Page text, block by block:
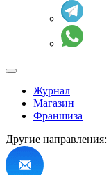
Журнал
Магазин
Франшиза
Другие направления: